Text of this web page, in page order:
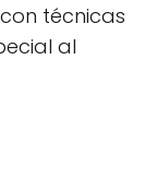
técnicas
al